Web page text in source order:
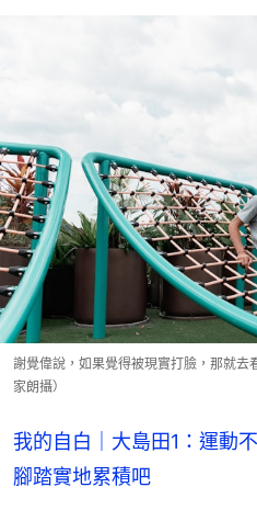
謝覺偉說，如果覺得被現實打臉，那就去
家朗攝）
我的自白｜大島田1：運動
腳踏實地累積吧